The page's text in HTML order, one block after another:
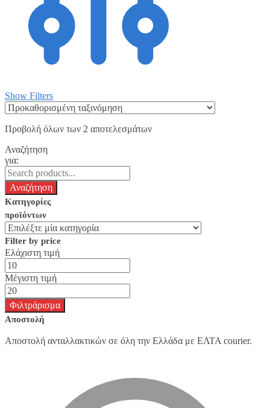
Show Filters
Προβολή όλων των 2 αποτελεσμάτων
Αναζήτηση
για:
Κατηγορίες
προϊόντων
Filter by price
Ελάχιστη τιμή
Μέγιστη τιμή
Φιλτράρισμα
Αποστολή
Αποστολή ανταλλακτικών σε όλη την Ελλάδα με ΕΛΤΑ courier.